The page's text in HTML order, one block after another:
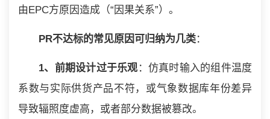
由EPC方原因造成（“因果关系”）。
PR不达标的常见原因可归纳为几类：
1、前期设计过于乐观 ：仿真时输入的组件温度
系数与实际供货产品不符，或气象数据库年份差异
导致辐照度虚高，或者部分数据被篡改。